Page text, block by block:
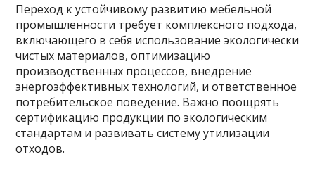
Переход к устойчивому развитию мебельной
промышленности требует комплексного подхода,
включающего в себя использование экологически
чистых материалов, оптимизацию
производственных процессов, внедрение
энергоэффективных технологий, и ответственное
потребительское поведение. Важно поощрять
сертификацию продукции по экологическим
стандартам и развивать систему утилизации
отходов.